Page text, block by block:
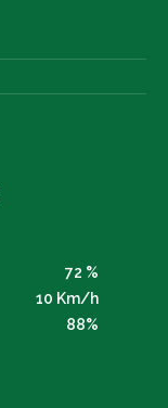
72 %
10 Km/h
88%